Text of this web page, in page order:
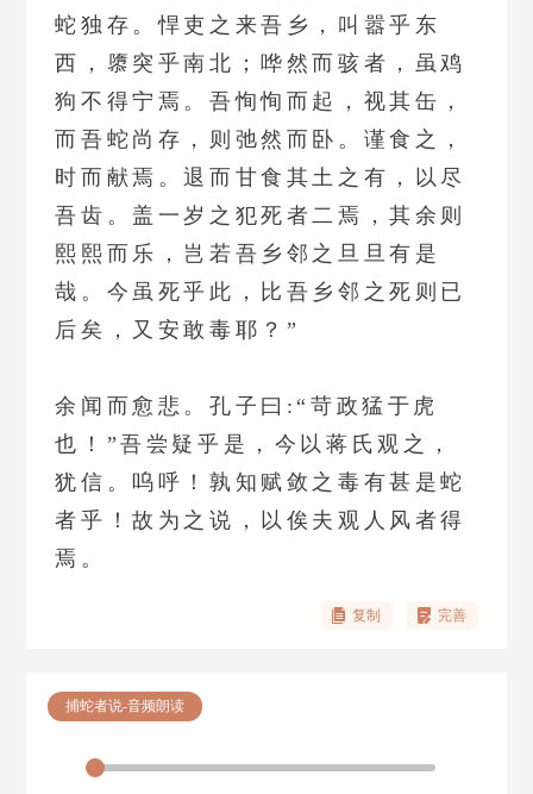
蛇独存。悍吏之来吾乡，叫嚣乎东
西，隳突乎南北；哗然而骇者，虽鸡
狗不得宁焉。吾恂恂而起，视其缶，
而吾蛇尚存，则弛然而卧。谨食之，
时而献焉。退而甘食其土之有，以尽
吾齿。盖一岁之犯死者二焉，其余则
熙熙而乐，岂若吾乡邻之旦旦有是
哉。今虽死乎此，比吾乡邻之死则已
后矣，又安敢毒耶？”
余闻而愈悲。孔子曰:“苛政猛于虎
也！”吾尝疑乎是，今以蒋氏观之，
犹信。呜呼！孰知赋敛之毒有甚是蛇
者乎！故为之说，以俟夫观人风者得
焉。
复制 完善
捕蛇者说-音频朗读